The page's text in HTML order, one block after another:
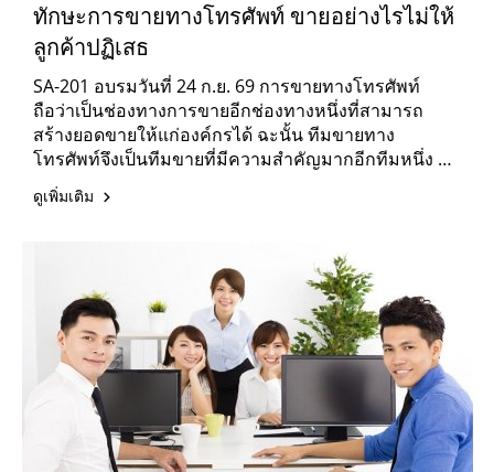
ทักษะการขายทางโทรศัพท์ ขายอย่างไรไม่ให้
ลูกค้าปฏิเสธ
SA-201 อบรมวันที่ 24 ก.ย. 69 การขายทางโทรศัพท์
ถือว่าเป็นช่องทางการขายอีกช่องทางหนึ่งที่สามารถ
สร้างยอดขายให้แก่องค์กรได้ ฉะนั้น ทีมขายทาง
โทรศัพท์จึงเป็นทีมขายที่มีความสำคัญมากอีกทีมหนึ่ง แต่
ปัจจุบันนี้มีนักขายทางโทรศัพท์จำนวนมากที่ไม่เข้าใจ
ทักษะในการนำเสนอ การพูดและการโน้มน้าวลูกค้าให้
สร้างความรำคาญใจ คำพูดแบบเกรงใจและบางรายกลับ
เน้นแต่ส่วนลดในการขายเท่านั้
ดูเพิ่มเติม